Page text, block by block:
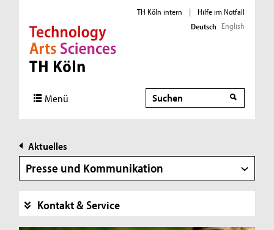
Direkt zur Hauptnavigation
Direkt zur Subnavigation
Direkt zum Inhalt
Direkt zum Fußbereich
TH Köln intern |
Hilfe im Notfall
Deutsch English
Menü Suche
Aktuelles
Presse und Kommunikation
Kontakt & Service